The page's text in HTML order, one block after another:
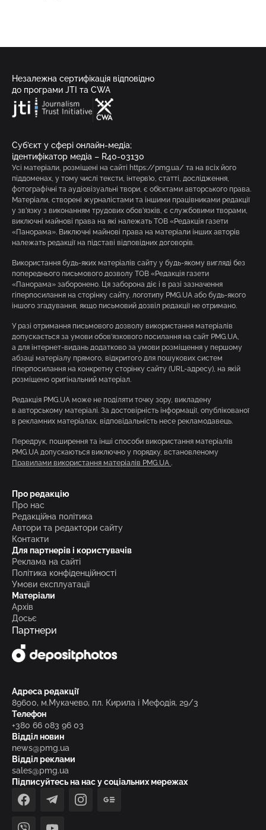
Незалежна сертифікація відповідно
до програми JTI та CWA
Суб’єкт у сфері онлайн-медіа;
ідентифікатор медіа – R40-03130
Усі матеріали, розміщені на сайті https://pmg.ua/ та на всіх його
піддоменах, у тому числі тексти, інтерв’ю, статті, дослідження,
фотографічні та аудіовізуальні твори, є об’єктами авторського права.
Матеріали, створені журналістами та іншими працівниками редакції
у зв’язку з виконанням трудових обов’язків, є службовими творами,
виключні майнові права на які належать ТОВ «Редакція газети
«Панорама». Виключні майнові права на матеріали інших авторів
належать редакції на підставі відповідних договорів.
Використання будь-яких матеріалів сайту у будь-якому вигляді без
попереднього письмового дозволу ТОВ «Редакція газети
«Панорама» заборонено. Ця заборона діє і в разі зазначення
гіперпосилання на сторінку сайту, логотипу PMG.UA або будь-якого
іншого згадування, якщо письмовий дозвіл редакції не отримано.
У разі отримання письмового дозволу використання матеріалів
допускається за умови обов’язкового посилання на сайт PMG.UA,
а для інтернет-видань додатково за умови розміщення у першому
абзаці матеріалу прямого, відкритого для пошукових систем
гіперпосилання на конкретну сторінку сайту (URL-адресу), на якій
розміщено оригінальний матеріал.
Редакція PMG.UA може не поділяти точку зору, викладену
в авторському матеріалі. За достовірність інформації, опублікованої
в рекламних матеріалах, відповідальність несе рекламодавець.
Передрук, поширення та інші способи використання матеріалів
PMG.UA допускаються виключно у порядку, встановленому
Правилами використання матеріалів PMG.UA .
Про редакцію
Про нас
Редакційна політика
Автори та редактори сайту
Контакти
Для партнерів і користувачів
Реклама на сайті
Політика конфіденційності
Умови експлуатації
Матеріали
Архів
Досьє
Партнери
Адреса редакції
89600, м.Мукачево, пл. Кирила і Мефодія, 29/3
Телефон
+380 66 083 96 03
Відділ новин
news@pmg.ua
Відділ реклами
sales@pmg.ua
Підписуйтесь на нас у соціальних мережах
facebooktelegraminstagramgoogle_news